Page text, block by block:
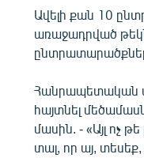
Ավելի քան 10
առաջադրված
Հանրապետական
հայտնել
մասին. - «Այլ ոչ
տալ, որ այ,